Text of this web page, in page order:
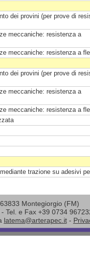
dei provini (per prove di
meccaniche: resistenza a
meccaniche: resistenza a
dei provini (per prove di
meccaniche: resistenza a
meccaniche: resistenza a
trazione su adesivi
Montegiorgio (FM)
Tel. e Fax +39 0734
latema@arterapec.it-